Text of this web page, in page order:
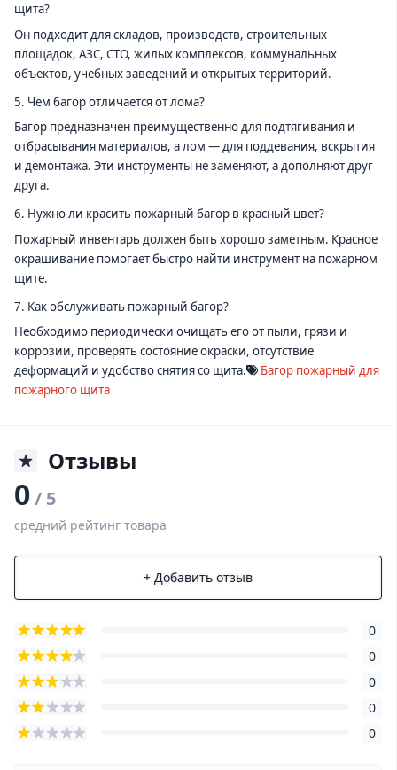
щита?
Он подходит для складов, производств, строительных
площадок, АЗС, СТО, жилых комплексов, коммунальных
объектов, учебных заведений и открытых территорий.
5. Чем багор отличается от лома?
Багор предназначен преимущественно для подтягивания и
отбрасывания материалов, а лом — для поддевания, вскрытия
и демонтажа. Эти инструменты не заменяют, а дополняют друг
друга.
6. Нужно ли красить пожарный багор в красный цвет?
Пожарный инвентарь должен быть хорошо заметным. Красное
окрашивание помогает быстро найти инструмент на пожарном
щите.
7. Как обслуживать пожарный багор?
Необходимо периодически очищать его от пыли, грязи и
коррозии, проверять состояние окраски, отсутствие
деформаций и удобство снятия со щита.
Багор пожарный для
пожарного щита
Отзывы
0/ 5
средний рейтинг товара
+ Добавить отзыв
0
0
0
0
0